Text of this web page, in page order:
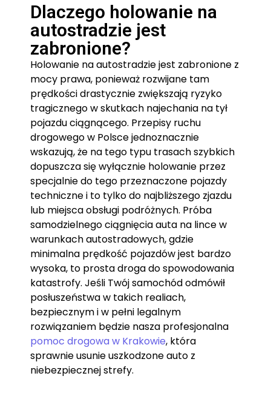
Dlaczego holowanie na
autostradzie jest
zabronione?
Holowanie na autostradzie jest zabronione z
mocy prawa, ponieważ rozwijane tam
prędkości drastycznie zwiększają ryzyko
tragicznego w skutkach najechania na tył
pojazdu ciągnącego. Przepisy ruchu
drogowego w Polsce jednoznacznie
wskazują, że na tego typu trasach szybkich
dopuszcza się wyłącznie holowanie przez
specjalnie do tego przeznaczone pojazdy
techniczne i to tylko do najbliższego zjazdu
lub miejsca obsługi podróżnych. Próba
samodzielnego ciągnięcia auta na lince w
warunkach autostradowych, gdzie
minimalna prędkość pojazdów jest bardzo
wysoka, to prosta droga do spowodowania
katastrofy. Jeśli Twój samochód odmówił
posłuszeństwa w takich realiach,
bezpiecznym i w pełni legalnym
rozwiązaniem będzie nasza profesjonalna
pomoc drogowa w Krakowie, która
sprawnie usunie uszkodzone auto z
niebezpiecznej strefy.